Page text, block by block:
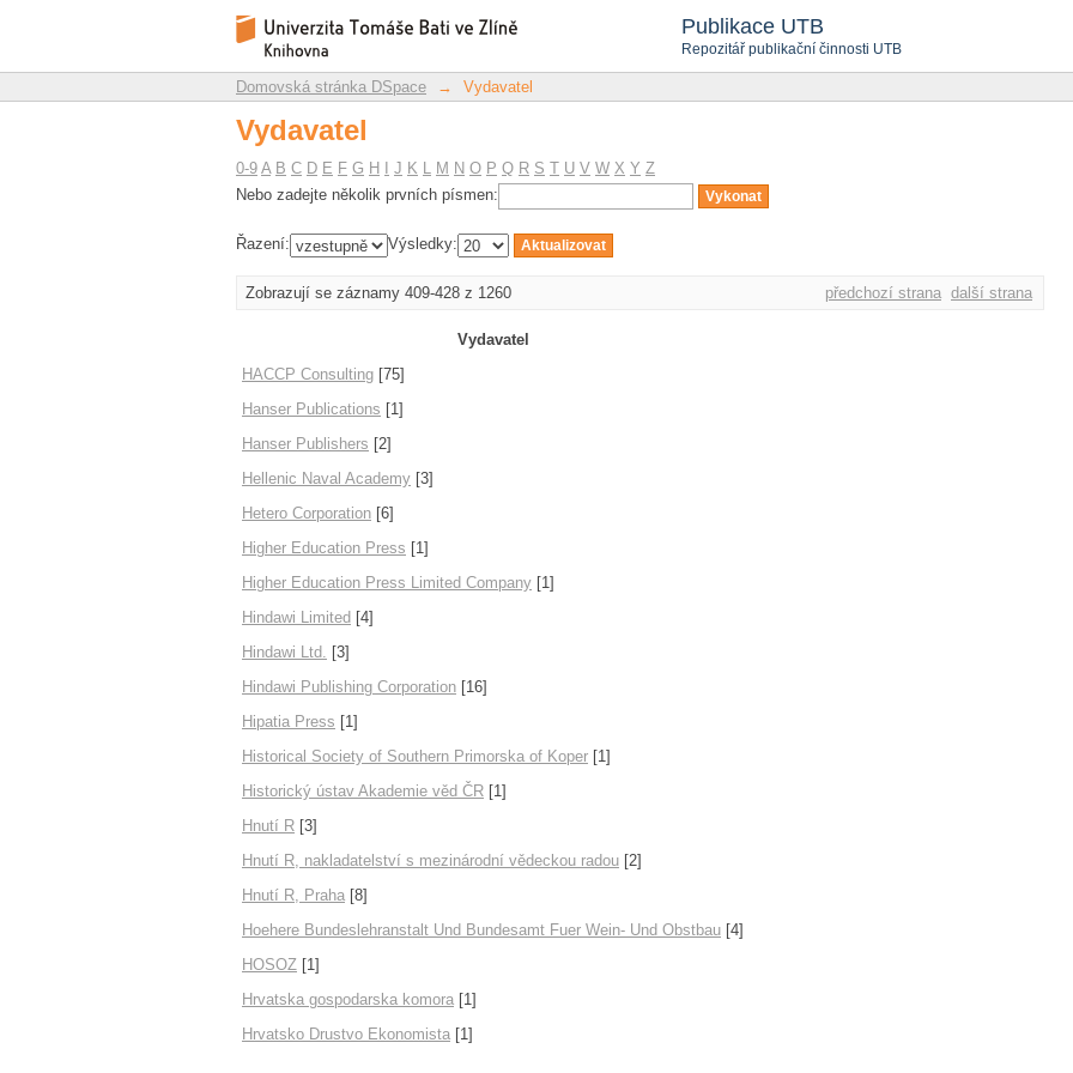
Publikace UTB
Repozitář publikační činnosti UTB
Vydavatel
Repozitář DSpace/Manakin
Domovská stránka DSpace → Vydavatel
Vydavatel
0-9 A B C D E F G H J K L M N O P Q R S T U V W X Y Z
Nebo zadejte několik prvních písmen:
Řazení: Výsledky:
Zobrazují se záznamy 409-428 z 1260 předchozí strana další strana
Vydavatel
HACCP Consulting [75]
Hanser Publications [1]
Hanser Publishers [2]
Hellenic Naval Academy [3]
Hetero Corporation [6]
Higher Education Press [1]
Higher Education Press Limited Company [1]
Hindawi Limited [4]
Hindawi Ltd. [3]
Hindawi Publishing Corporation [16]
Hipatia Press [1]
Historical Society of Southern Primorska of Koper [1]
Historický ústav Akademie věd ČR [1]
Hnutí R [3]
Hnutí R, nakladatelství s mezinárodní vědeckou radou [2]
Hnutí R, Praha [8]
Hoehere Bundeslehranstalt Und Bundesamt Fuer Wein- Und Obstbau [4]
HOSOZ [1]
Hrvatska gospodarska komora [1]
Hrvatsko Drustvo Ekonomista [1]